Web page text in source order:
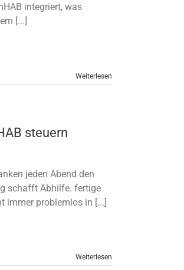
integriert, was
[...]
Weiterlesen
steuern
jeden Abend den
schafft Abhilfe. fertige
immer problemlos in [...]
Weiterlesen